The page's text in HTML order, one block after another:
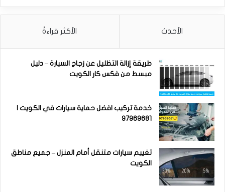
الأحدث الأكثر قراءةً
طريقة إزالة التظليل عن زجاج السيارة – دليل
مبسط من فكس كار الكويت
خدمة تركيب افضل حماية سيارات في الكويت |
97969681
تغييم سيارات متنقل أمام المنزل – جميع مناطق
الكويت